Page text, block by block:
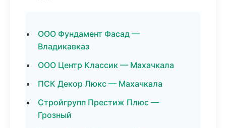
ООО Фундамент Фасад —
Владикавказ
ООО Центр Классик — Махачкала
ПСК Декор Люкс — Махачкала
Стройгрупп Престиж Плюс —
Грозный